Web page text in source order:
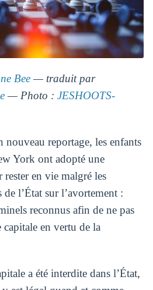
Bee— traduit par
— Photo : JESHOOTS-
reportage, les enfants
York ont adopté une
en vie malgré les
l’État sur l’avortement :
reconnus afin de ne pas
en vertu de la
a été interdite dans l’État,